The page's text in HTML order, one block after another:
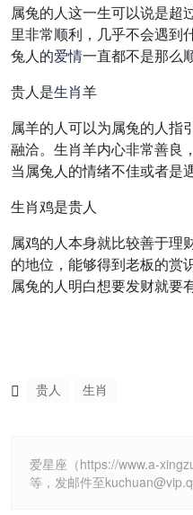
属兔的人这一生可以说是超
里非常顺利，几乎不会遇到
兔人的爱情一直都不是那么
贵人是生肖羊
属羊的人可以为属兔的人指
融洽。生肖羊内心非常善良
当属兔人的情绪不佳或者是
生肖鸡是贵人
属鸡的人本身就比较善于理
的地位，能够得到老板的赏
属兔的人明白想要发财就要
贵人 生肖
爱星座（https://www.a-
等，发邮件至